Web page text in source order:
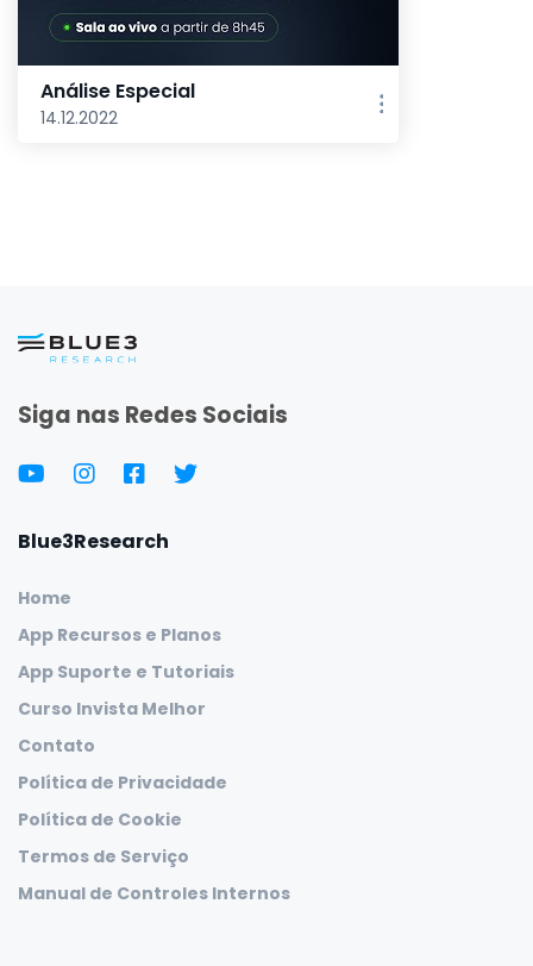
Análise Especial
14.12.2022
Siga nas Redes Sociais
Blue3Research
Home
App Recursos e Planos
App Suporte e Tutoriais
Curso Invista Melhor
Contato
Política de Privacidade
Política de Cookie
Termos de Serviço
Manual de Controles Internos